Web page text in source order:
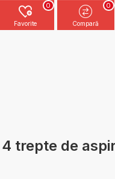
Favorite
0
Compară
0
trepte de